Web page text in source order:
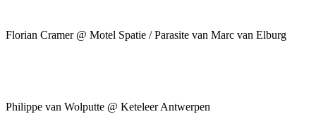
Florian Cramer @ Motel Spatie / Parasite van Marc van Elburg
Philippe van Wolputte @ Keteleer Antwerpen